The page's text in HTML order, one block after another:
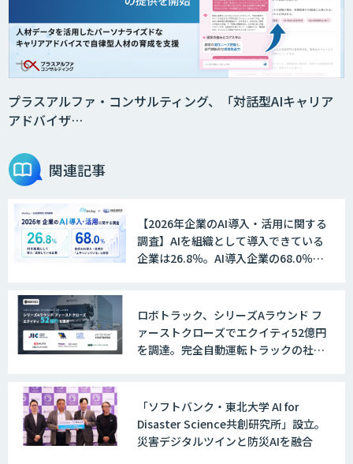
Smart Search
法人向けAIエージェント「OfficeAI社
＜Dify活用＞AIエージェントDRIVE
ジェント開発
プラスアルファ・コンサルティング、「対話型AIキャリア
アドバイザ…
関連記事
【2026年企業のAI導入・活用に関する
調査】AIを組織として導入できている
企業は26.8％。AI導入企業の68.0％
ロボトラック、シリーズAラウンド フ
ァーストクローズでエクイティ52億円
を調達。完全自動運転トラックの社会
「ソフトバンク・東北大学 AI for
Disaster Science共創研究所」設立。
災害デジタルツインと防災AIを融合